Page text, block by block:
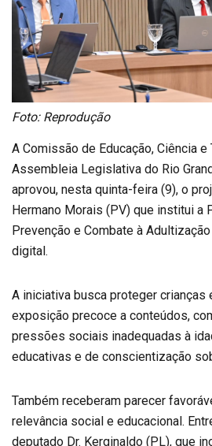
Foto: Reprodução
A Comissão de Educação, Ciência e
Assembleia Legislativa do Rio
aprovou, nesta quinta-feira (9), o
Hermano Morais (PV) que institui a
Prevenção e Combate à
digital.
A iniciativa busca proteger crianças
exposição precoce a conteúdos,
pressões sociais inadequadas à
educativas e de conscientização
Também receberam parecer
relevância social e educacional.
deputado Dr. Kerginaldo (PL), que